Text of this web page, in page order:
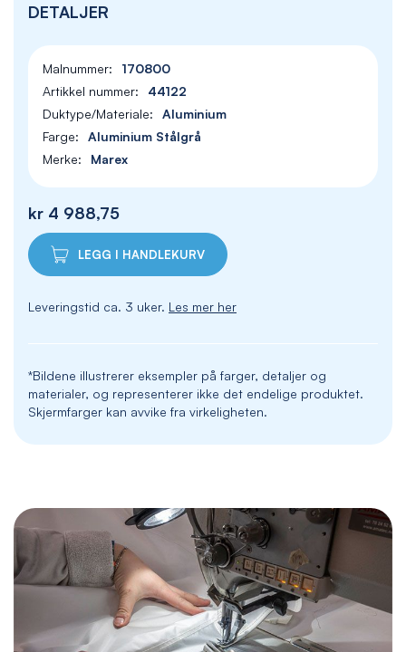
DETALJER
170800
44122
Aluminium
Aluminium Stålgrå
Marex
kr 4 988,75
LEGG I HANDLEKURV
Leveringstid ca. 3 uker. Les mer her
*Bildene illustrerer eksempler på farger, detaljer og
materialer, og representerer ikke det endelige produktet.
Skjermfarger kan avvike fra virkeligheten.